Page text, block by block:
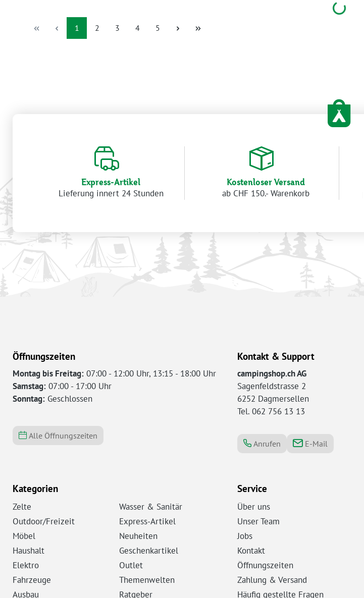
Loading...
Seite
1 Seite
2 Seite
3 Seite
4 Seite
5
Express-Artikel
Lieferung innert 24 Stunden
Kostenloser Versand
ab CHF 150.- Warenkorb
Öffnungszeiten
Montag bis Freitag: 07:00 - 12:00 Uhr, 13:15 - 18:00 Uhr
Samstag: 07:00 - 17:00 Uhr
Sonntag: Geschlossen
Alle Öffnungszeiten
Kontakt & Support
campingshop.ch AG
Sagenfeldstrasse 2
6252 Dagmersellen
Tel. 062 756 13 13
Anrufen E-Mail
Kategorien
Zelte
Outdoor/Freizeit
Möbel
Haushalt
Elektro
Fahrzeuge
Ausbau
Wasser & Sanitär
Express-Artikel
Neuheiten
Geschenkartikel
Outlet
Themenwelten
Ratgeber
Service
Über uns
Unser Team
Jobs
Kontakt
Öffnungszeiten
Zahlung & Versand
Häufig gestellte Fragen